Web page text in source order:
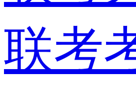
联考